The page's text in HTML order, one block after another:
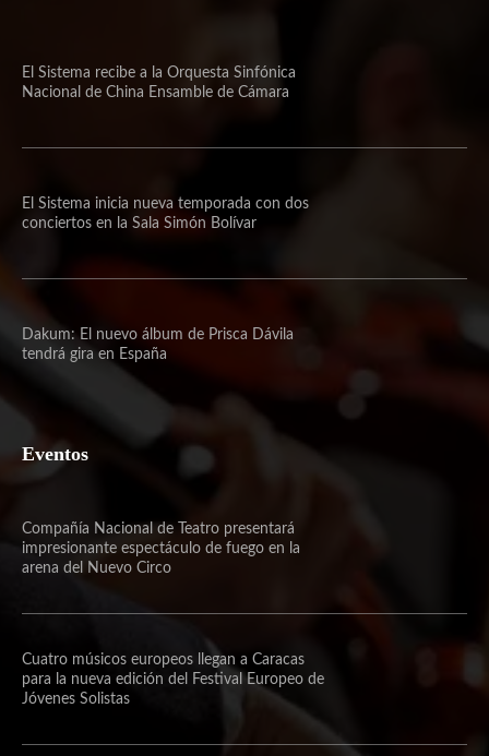
El Sistema recibe a la Orquesta Sinfónica
Nacional de China Ensamble de Cámara
El Sistema inicia nueva temporada con dos
conciertos en la Sala Simón Bolívar
Dakum: El nuevo álbum de Prisca Dávila
tendrá gira en España
Eventos
Compañía Nacional de Teatro presentará
impresionante espectáculo de fuego en la
arena del Nuevo Circo
Cuatro músicos europeos llegan a Caracas
para la nueva edición del Festival Europeo de
Jóvenes Solistas